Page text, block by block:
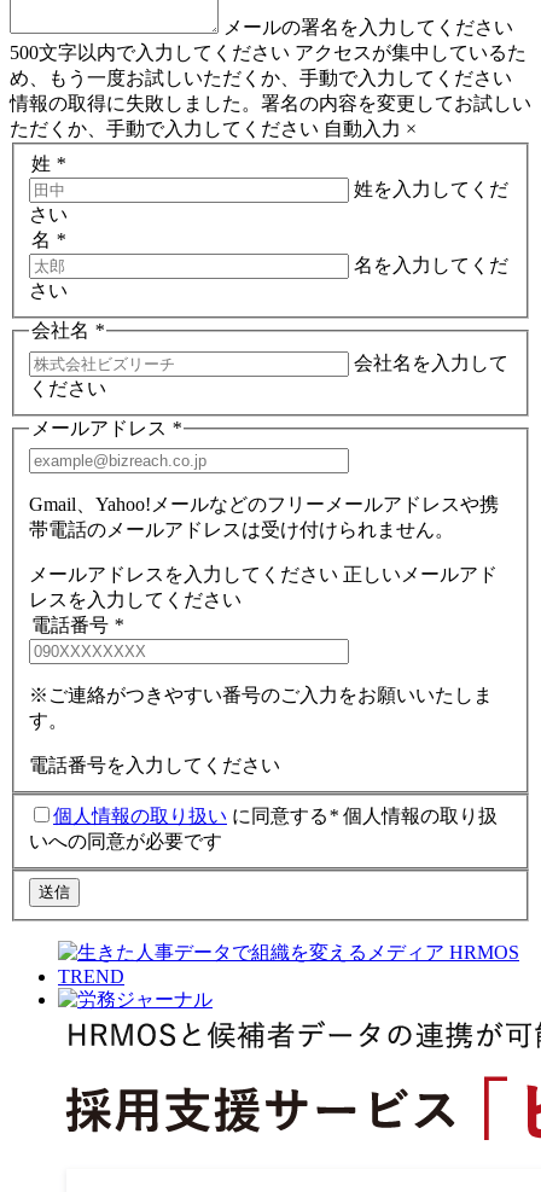
メールの署名を入力してください
500文字以内で入力してください アクセスが集中しているた
め、もう一度お試しいただくか、手動で入力してください
情報の取得に失敗しました。署名の内容を変更してお試しい
ただくか、手動で入力してください 自動入力 ×
姓 *
姓を入力してくだ
さい
名 *
名を入力してくだ
さい
会社名 *
会社名を入力して
ください
メールアドレス *
Gmail、Yahoo!メールなどのフリーメールアドレスや携
帯電話のメールアドレスは受け付けられません。
メールアドレスを入力してください 正しいメールアド
レスを入力してください
電話番号 *
※ご連絡がつきやすい番号のご入力をお願いいたしま
す。
電話番号を入力してください
個人情報の取り扱い に同意する* 個人情報の取り扱
いへの同意が必要です